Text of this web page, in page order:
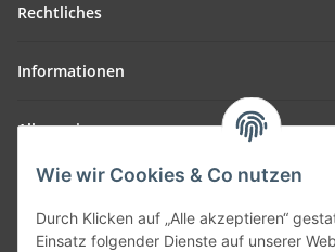
Wie wir Cookies & Co nutzen
Durch Klicken auf „Alle akzeptieren“
Einsatz folgender Dienste auf unserer
Rechtliches
Informationen
Allgemein
Teil unseres Netzwerks:
SmoliTec - Safety. Simplified. Worldwide. (